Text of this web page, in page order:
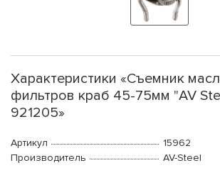
Характеристики «Съемник
фильтров краб 45-75мм "AV
921205»
Артикул
15962
Производитель
AV-Steel